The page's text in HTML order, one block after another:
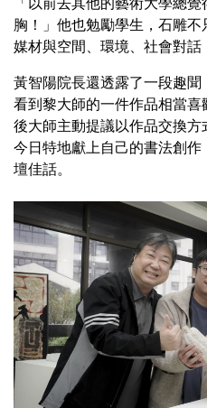
胸！」他也勉勵學生，石雕
媒材與空間、環境、社會對話
黃智陽院長還透露了一段趣
看到黎大師的一件作品相當
後大師主動提議以作品交換
今日特地獻上自己的書法創
壇佳話。